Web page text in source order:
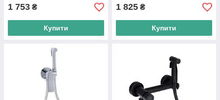
1 753 ₴
Купити
1 825 ₴
Купити